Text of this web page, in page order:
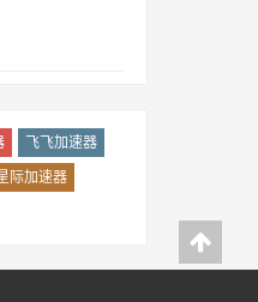
飞飞加速器
际加速器